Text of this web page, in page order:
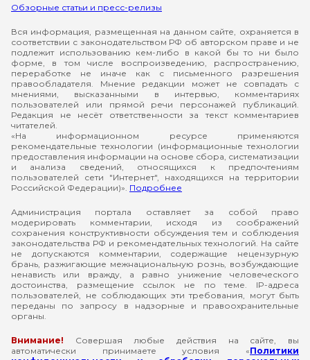
Обзорные статьи и пресс-релизы
Вся информация, размещенная на данном сайте, охраняется в
соответствии с законодательством РФ об авторском праве и не
подлежит использованию кем-либо в какой бы то ни было
форме, в том числе воспроизведению, распространению,
переработке не иначе как с письменного разрешения
правообладателя. Мнение редакции может не совпадать с
мнениями, высказанными в интервью, комментариях
пользователей или прямой речи персонажей публикаций.
Редакция не несёт ответственности за текст комментариев
читателей.
«На информационном ресурсе применяются
рекомендательные технологии (информационные технологии
предоставления информации на основе сбора, систематизации
и анализа сведений, относящихся к предпочтениям
пользователей сети "Интернет", находящихся на территории
Российской Федерации)». Подробнее
Администрация портала оставляет за собой право
модерировать комментарии, исходя из соображений
сохранения конструктивности обсуждения тем и соблюдения
законодательства РФ и рекомендательных технологий. На сайте
не допускаются комментарии, содержащие нецензурную
брань, разжигающие межнациональную рознь, возбуждающие
ненависть или вражду, а равно унижение человеческого
достоинства, размещение ссылок не по теме. IP-адреса
пользователей, не соблюдающих эти требования, могут быть
переданы по запросу в надзорные и правоохранительные
органы.
Внимание! Совершая любые действия на сайте, вы
автоматически принимаете условия «Политики